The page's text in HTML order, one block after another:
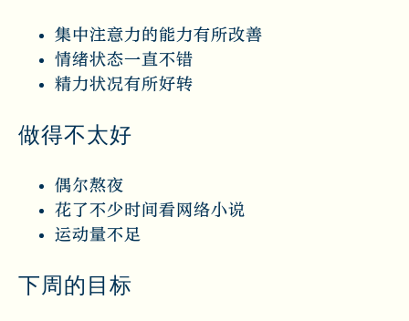
集中注意力的能力有所改善
情绪状态一直不错
精力状况有所好转
做得不太好
偶尔熬夜
花了不少时间看网络小说
运动量不足
下周的目标